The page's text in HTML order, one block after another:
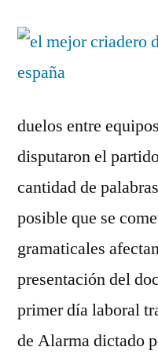
duelos entre
disputaron el
cantidad de
posible que se
gramaticales
presentación del
primer día laboral
de Alarma dictado